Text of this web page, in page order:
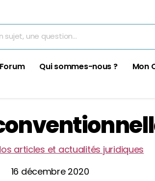
Forum Qui sommes-nous ? Mon
articles et actualités juridiques
16 décembre 2020